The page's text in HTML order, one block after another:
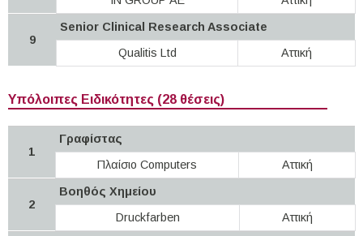
9
Senior Clinical Research Associate
Qualitis Ltd
Αττική
Υπόλοιπες Ειδικότητες (28 θέσεις)
1
Γραφίστας
Πλαίσιο Computers
Αττική
2
Βοηθός Χημείου
Druckfarben
Αττική